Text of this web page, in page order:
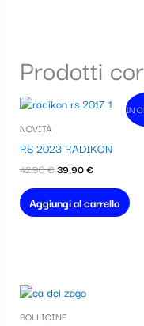
Prodotti
IN
NOVITÀ
RS 2023 RADIKON
42,90€
Il
era:
39,90€
Il
è:
Aggiungi al carrello
BOLLICINE